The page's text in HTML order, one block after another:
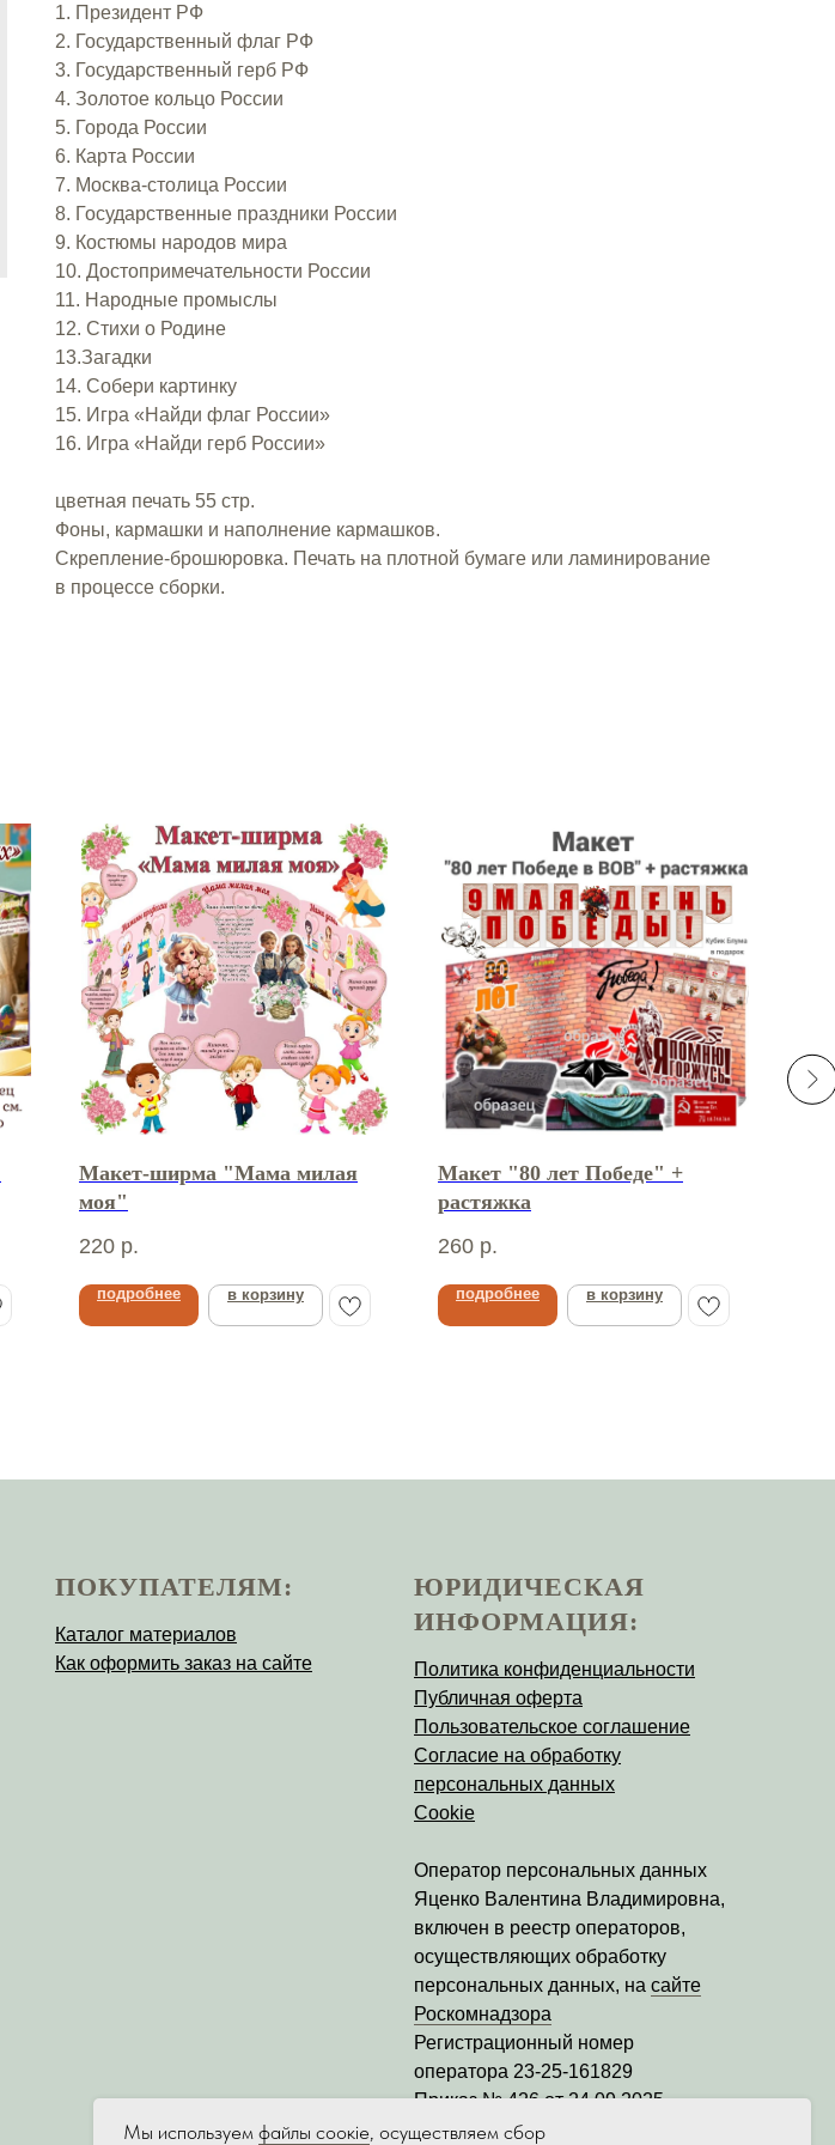
1. Президент РФ
2. Государственный флаг РФ
3. Государственный герб РФ
4. Золотое кольцо России
5. Города России
6. Карта России
7. Москва-столица России
8. Государственные праздники России
9. Костюмы народов мира
10. Достопримечательности России
11. Народные промыслы
12. Стихи о Родине
13.Загадки
14. Собери картинку
15. Игра «Найди флаг России»
16. Игра «Найди герб России»
цветная печать 55 стр.
Фоны, кармашки и наполнение кармашков.
Скрепление-брошюровка. Печать на плотной бумаге или ламинирование
в процессе сборки.
Макет-ширма "Мама милая
моя"
220 р.
подробнее в корзину
Макет "80 лет Победе" +
растяжка
260 р.
подробнее в корзину
Мы используем файлы соокіе, осуществляем сбор
ПОКУПАТЕЛЯМ:
Каталог материалов
Как оформить заказ на сайте
ЮРИДИЧЕСКАЯ
ИНФОРМАЦИЯ:
Политика конфиденциальности
Публичная оферта
Пользовательское соглашение
Согласие на обработку
персональных данных
Cookie
Оператор персональных данных
Яценко Валентина Владимировна,
включен в реестр операторов,
осуществляющих обработку
персональных данных, на сайте
Роскомнадзора
Регистрационный номер
оператора 23-25-161829
Приказ № 426 от 24.09.2025
Дата регистрации уведомления: